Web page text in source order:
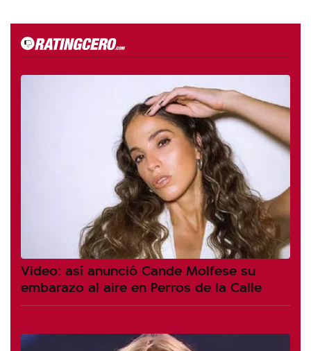
Video: así anunció Cande Molfese su
embarazo al aire en Perros de la Calle